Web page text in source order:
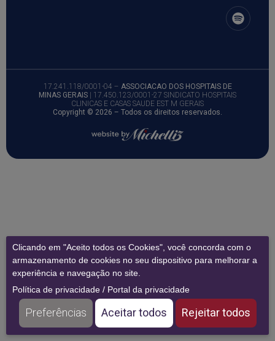
Clicando em "Aceito todos os Cookies", você concorda com o
armazenamento de cookies no seu dispositivo para melhorar a
experiência e navegação no site.
Política de privacidade / Portal da privacidade
Preferências Aceitar todos Rejeitar todos
17.241.118/0001-04 – ASSOCIACAO DOS HOSPITAIS DE
MINAS GERAIS | 17.450.123/0001-27 SINDICATO HOSPITAIS
CLINICAS E CASAS SAUDE EST M GERAIS
Copyright © 2026 – Todos os direitos reservados.